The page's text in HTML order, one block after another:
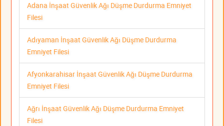
Adana İnşaat Güvenlik Ağı Düşme Durdurma Emniyet
Filesi
Adıyaman İnşaat Güvenlik Ağı Düşme Durdurma
Emniyet Filesi
Afyonkarahisar İnşaat Güvenlik Ağı Düşme Durdurma
Emniyet Filesi
Ağrı İnşaat Güvenlik Ağı Düşme Durdurma Emniyet
Filesi